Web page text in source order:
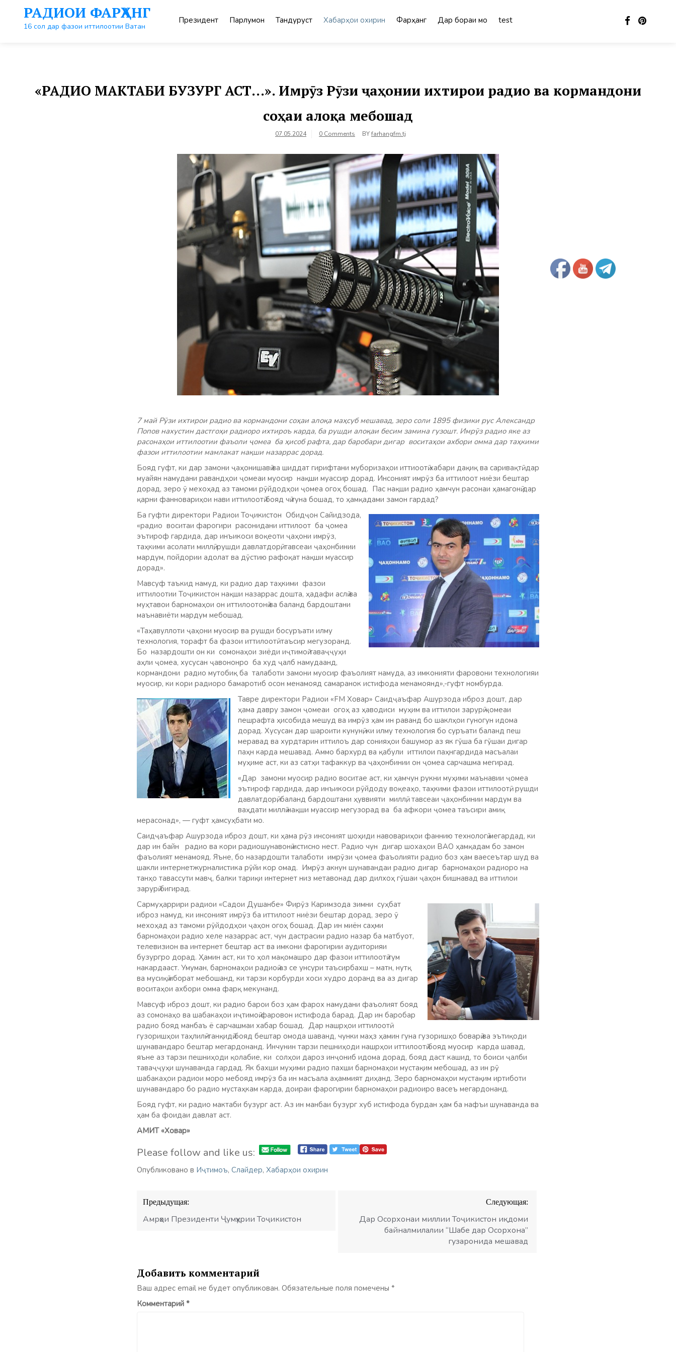
контенту
РАДИОИ ФАРҲАНГ
16 сол дар фазои иттилоотии Ватан
Президент Парлумон Тандурустӣ Хабарҳои охирин Фарҳанг Дар бораи мо test
«РАДИО МАКТАБИ БУЗУРГ АСТ…». Имрӯз Рӯзи ҷаҳонии ихтирои радио ва кормандони
соҳаи алоқа мебошад
07.05.2024 0 Comments BYfarhangfm.tj
7 май Рӯзи ихтирои радио ва кормандони соҳаи алоқа маҳсуб мешавад, зеро соли 1895 физики рус Александр
Попов нахустин дастгоҳи радиоро ихтироъ карда, ба рушди алоқаи бесим замина гузошт. Имрӯз радио яке аз
расонаҳои иттилоотии фаъоли ҷомеа ба ҳисоб рафта, дар баробари дигар воситаҳои ахбори омма дар таҳкими
фазои иттилоотии мамлакат нақши назаррас дорад.
Бояд гуфт, ки дар замони ҷаҳонишавӣ ва шиддат гирифтани муборизаҳои иттиоотӣ хабари дақиқ ва саривақтӣ дар
муайян намудани равандҳои ҷомеаи муосир нақши муассир дорад. Инсоният имрӯз ба иттилоот ниёзи бештар
дорад, зеро ӯ мехоҳад аз тамоми рӯйдодҳои ҷомеа огоҳ бошад. Пас нақши радио ҳамчун расонаи ҳамагонӣ дар
қарни фанновариҳои нави иттилоотӣ бояд чӣ гуна бошад, то ҳамқадами замон гардад?
Ба гуфти директори Радиои Тоҷикистон Обидҷон Сайидзода,
«радио воситаи фарогири расонидани иттилоот ба ҷомеа
эътироф гардида, дар инъикоси воқеоти ҷаҳони имрӯз,
таҳкими асолати миллӣ, рушди давлатдорӣ, тавсеаи ҷаҳонбинии
мардум, пойдории адолат ва дӯстию рафоқат нақши муассир
дорад».
Мавсуф таъкид намуд, ки радио дар таҳкими фазои
иттилоотии Тоҷикистон нақши назаррас дошта, ҳадафи аслӣ ва
муҳтавои барномаҳои он иттилоотонӣ ва баланд бардоштани
маънавиёти мардум мебошад.
«Таҳавуллоти ҷаҳони муосир ва рушди босуръати илму
технология, торафт ба фазои иттилоотӣ таъсир мегузоранд.
Бо назардошти он ки сомонаҳои зиёди иҷтимоӣ таваҷҷуҳи
аҳли ҷомеа, хусусан ҷавононро ба худ ҷалб намудаанд,
кормандони радио мутобиқ ба талаботи замони муосир фаъолият намуда, аз имконияти фаровони технологияи
муосир, ки кори радиоро бамаротиб осон менамояд самаранок истифода менамоянд»,-гуфт номбурда.
Тавре директори Радиои «FM Ховар» Саидҷаъфар Ашурзода иброз дошт, дар
ҳама давру замон ҷомеаи огоҳ аз ҳаводиси муҳим ва иттилои зарурӣ ҷомеаи
пешрафта ҳисобида мешуд ва имрӯз ҳам ин раванд бо шаклҳои гуногун идома
дорад. Хусусан дар шароити кунунӣ, ки илму технология бо суръати баланд пеш
меравад ва хурдтарин иттилоъ дар сонияҳои башумор аз як гӯша ба гӯшаи дигар
паҳн карда мешавад. Аммо бархурд ва қабули иттилои паҳнгардида масъалаи
муҳиме аст, ки аз сатҳи тафаккур ва ҷаҳонбинии он ҷомеа сарчашма мегирад.
«Дар замони муосир радио воситае аст, ки ҳамчун рукни муҳими маънавии ҷомеа
эътироф гардида, дар инъикоси рӯйдоду воқеаҳо, таҳкими фазои иттилоотӣ, рушди
давлатдорӣ, баланд бардоштани ҳуввияти миллӣ, тавсеаи ҷаҳонбинии мардум ва
ваҳдати миллӣ нақши муассир мегузорад ва ба афкори ҷомеа таъсири амиқ
мерасонад», — гуфт ҳамсуҳбати мо.
Саидҷаъфар Ашурзода иброз дошт, ки ҳама рӯз инсоният шоҳиди навовариҳои фаннию технологӣ мегардад, ки
дар ин байн радио ва кори радиошунавонӣ истисно нест. Радио чун дигар шохаҳои ВАО ҳамқадам бо замон
фаъолият менамояд. Яъне, бо назардошти талаботи имрӯзи ҷомеа фаъолияти радио боз ҳам ваесеътар шуд ва
шакли интернетжурналистика рӯйи кор омад. Имрӯз акнун шунавандаи радио дигар барномаҳои радиоро на
танҳо тавассути мавҷ, балки тариқи интернет низ метавонад дар дилхоҳ гӯшаи ҷаҳон бишнавад ва иттилои
зарурӣ бигирад.
Сармуҳаррири радиои «Садои Душанбе» Фирӯз Каримзода зимни суҳбат
иброз намуд, ки инсоният имрӯз ба иттилоот ниёзи бештар дорад, зеро ӯ
мехоҳад аз тамоми рӯйдодҳои ҷаҳон огоҳ бошад. Дар ин миён саҳми
барномаҳои радио хеле назаррас аст, чун дастрасии радио назар ба матбуот,
телевизион ва интернет бештар аст ва имкони фарогирии аудиторияи
бузургро дорад. Ҳамин аст, ки то ҳол мақомашро дар фазои иттилоотӣ гум
накардааст. Умуман, барномаҳои радиоӣ аз се унсури таъсирбахш – матн, нутқ
ва мусиқӣ иборат мебошанд, ки тарзи корбурди хоси худро доранд ва аз дигар
воситаҳои ахбори омма фарқ мекунанд.
Мавсуф иброз дошт, ки радио барои боз ҳам фарох намудани фаъолият бояд
аз сомонаҳо ва шабакаҳои иҷтимоӣ фаровон истифода барад. Дар ин баробар
радио бояд манбаъ ё сарчашмаи хабар бошад. Дар нашрҳои иттилоотӣ
гузоришҳои таҳлилӣ-танқидӣ бояд бештар омода шаванд, чунки маҳз ҳамин гуна гузоришҳо боварӣ ва эътиқоди
шунавандаро бештар мегардонанд. Инчунин тарзи пешниҳоди нашрҳои иттилоотӣ бояд муосир карда шавад,
яъне аз тарзи пешниҳоди қолабие, ки солҳои дароз инҷониб идома дорад, бояд даст кашид, то боиси ҷалби
таваҷҷуҳи шунаванда гардад. Як бахши муҳими радио пахши барномаҳои мустақим мебошад, аз ин рӯ
шабакаҳои радиои моро мебояд имрӯз ба ин масъала аҳаммият диҳанд. Зеро барномаҳои мустақим иртиботи
шунавандаро бо радио мустаҳкам карда, доираи фарогирии барномаҳои радиоиро васеъ мегардонанд.
Бояд гуфт, ки радио мактаби бузург аст. Аз ин манбаи бузург хуб истифода бурдан ҳам ба нафъи шунаванда ва
ҳам ба фоидаи давлат аст.
АМИТ «Ховар»
Please follow and like us:
Опубликовано в Иҷтимоъ, Слайдер, Хабарҳои охирин
Навигация
по
записям
Предыдущая:
Амрҳои Президенти Ҷумҳурии Тоҷикистон
Следующая:
Дар Осорхонаи миллии Тоҷикистон иқдоми
байналмилалии “Шабе дар Осорхона”
гузаронида мешавад
Добавить комментарий
Ваш адрес email не будет опубликован. Обязательные поля помечены *
Комментарий *